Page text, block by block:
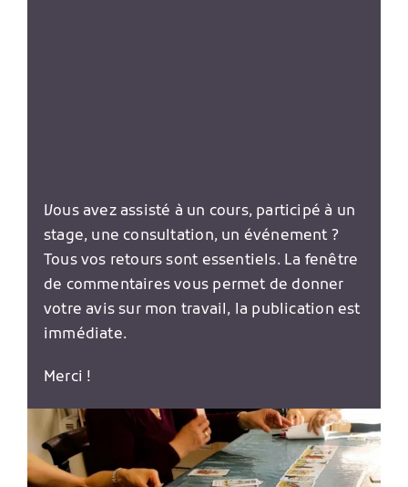
Vous avez assisté à un cours, participé à un
stage, une consultation, un événement ?
Tous vos retours sont essentiels. La fenêtre
de commentaires vous permet de donner
votre avis sur mon travail, la publication est
immédiate.
Merci !